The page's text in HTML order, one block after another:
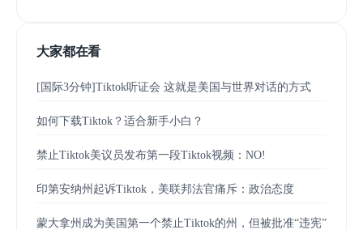
大家都在看
[国际3分钟]Tiktok听证会 这就是美国与世界对话的方式
如何下载Tiktok？适合新手小白？
禁止Tiktok美议员发布第一段Tiktok视频：NO!
印第安纳州起诉Tiktok，美联邦法官痛斥：政治态度
蒙大拿州成为美国第一个禁止Tiktok的州，但被批准“违宪”